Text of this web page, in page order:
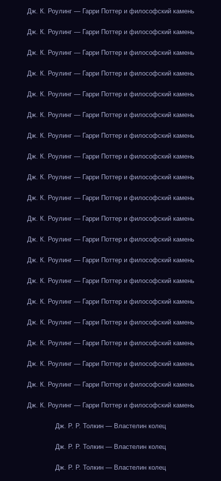
Дж. К. Роулинг — Гарри Поттер и философский камень
Дж. К. Роулинг — Гарри Поттер и философский камень
Дж. К. Роулинг — Гарри Поттер и философский камень
Дж. К. Роулинг — Гарри Поттер и философский камень
Дж. К. Роулинг — Гарри Поттер и философский камень
Дж. К. Роулинг — Гарри Поттер и философский камень
Дж. К. Роулинг — Гарри Поттер и философский камень
Дж. К. Роулинг — Гарри Поттер и философский камень
Дж. К. Роулинг — Гарри Поттер и философский камень
Дж. К. Роулинг — Гарри Поттер и философский камень
Дж. К. Роулинг — Гарри Поттер и философский камень
Дж. К. Роулинг — Гарри Поттер и философский камень
Дж. К. Роулинг — Гарри Поттер и философский камень
Дж. К. Роулинг — Гарри Поттер и философский камень
Дж. К. Роулинг — Гарри Поттер и философский камень
Дж. К. Роулинг — Гарри Поттер и философский камень
Дж. К. Роулинг — Гарри Поттер и философский камень
Дж. К. Роулинг — Гарри Поттер и философский камень
Дж. К. Роулинг — Гарри Поттер и философский камень
Дж. К. Роулинг — Гарри Поттер и философский камень
Дж. Р. Р. Толкин — Властелин колец
Дж. Р. Р. Толкин — Властелин колец
Дж. Р. Р. Толкин — Властелин колец